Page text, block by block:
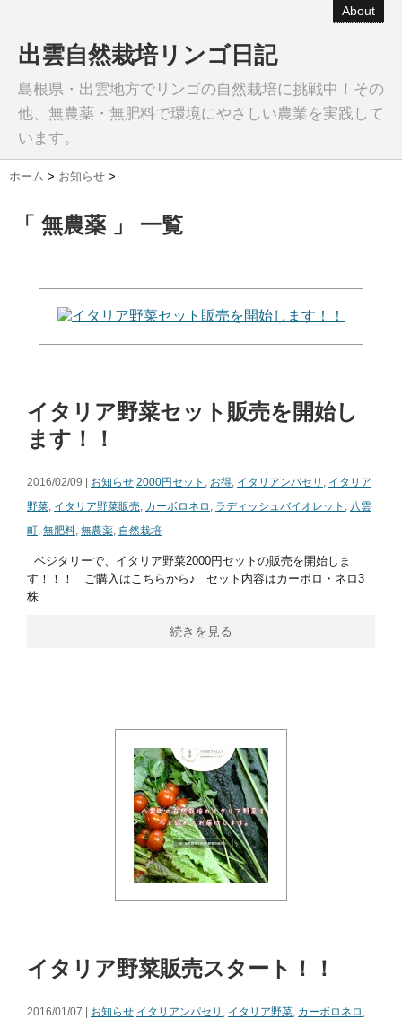
About
出雲自然栽培リンゴ日記
島根県・出雲地方でリンゴの自然栽培に挑戦中！その
他、無農薬・無肥料で環境にやさしい農業を実践して
います。
ホーム > お知らせ >
「 無農薬 」 一覧
イタリア野菜セット販売を開始し
ます！！
2016/02/09 | お知らせ 2000円セット , お得, イタリアンパセリ , イタリア
野菜, イタリア野菜販売, カーボロネロ , ラディッシュバイオレット , 八雲
町, 無肥料, 無農薬, 自然栽培
ベジタリーで、イタリア野菜2000円セットの販売を開始しま
す！！！ ご購入はこちらから♪ セット内容はカーボロ・ネロ3
株
続きを見る
イタリア野菜販売スタート！！
2016/01/07 | お知らせ イタリアンパセリ , イタリア野菜, カーボロネロ ,